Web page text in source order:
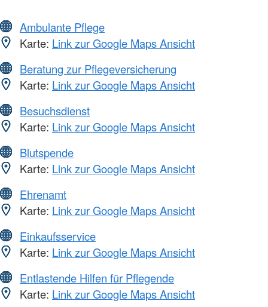
Ambulante Pflege
Karte: Link zur Google Maps Ansicht
Beratung zur Pflegeversicherung
Karte: Link zur Google Maps Ansicht
Besuchsdienst
Karte: Link zur Google Maps Ansicht
Blutspende
Karte: Link zur Google Maps Ansicht
Ehrenamt
Karte: Link zur Google Maps Ansicht
Einkaufsservice
Karte: Link zur Google Maps Ansicht
Entlastende Hilfen für Pflegende
Karte: Link zur Google Maps Ansicht